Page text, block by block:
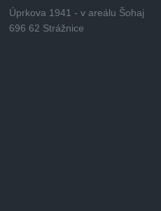
Úprkova 1941 - v areálu Šohaj
696 62 Strážnice